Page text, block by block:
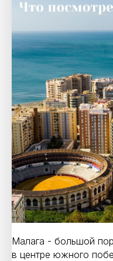
Малага - большой
в центре южного